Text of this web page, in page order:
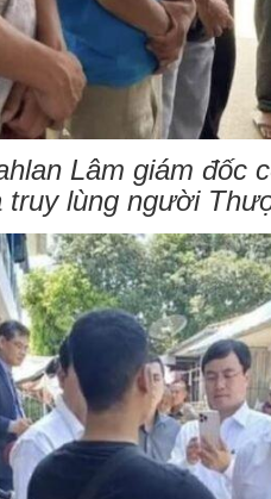
Lâm giám đốc
truy lùng người